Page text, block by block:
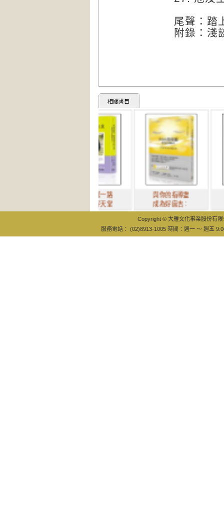
尾聲：踏
附錄：淺
相關書目
與你的指導靈
成為好麻吉：
Copyright © 大雁文化事業股份有
服務電話： (02)8913-1005 時間：週一 ～ 週五